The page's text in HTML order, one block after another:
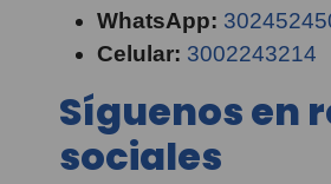
WhatsApp:
Celular: 3002243214
Síguenos en
sociales